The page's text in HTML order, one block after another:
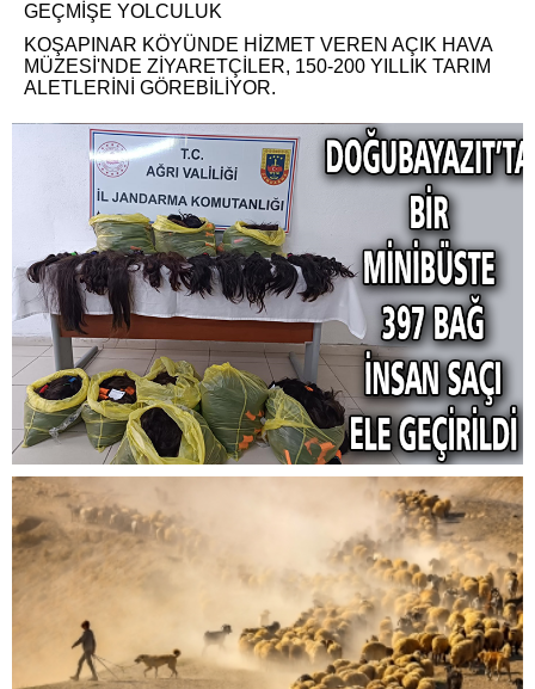
GEÇMİŞE YOLCULUK
KOŞAPINAR KÖYÜNDE HİZMET VEREN AÇIK HAVA
MÜZESİ'NDE ZİYARETÇİLER, 150-200 YILLIK TARIM
ALETLERİNİ GÖREBİLİYOR.